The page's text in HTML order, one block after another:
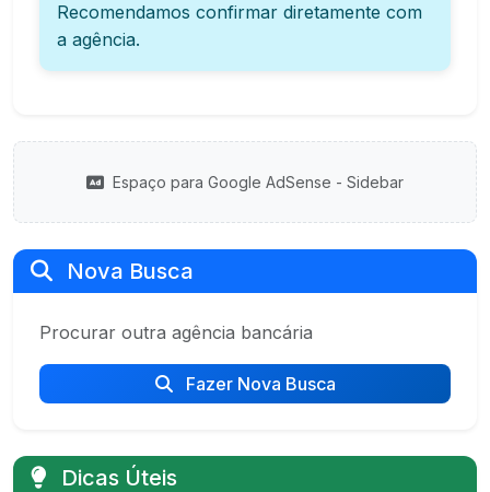
Recomendamos confirmar diretamente com
a agência.
Espaço para Google AdSense - Sidebar
Nova Busca
Procurar outra agência bancária
Fazer Nova Busca
Dicas Úteis